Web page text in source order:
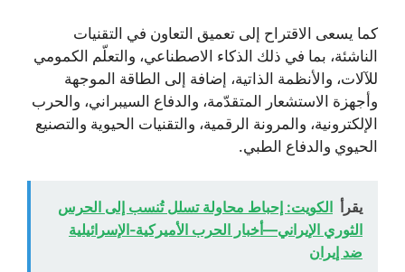
كما يسعى الاقتراح إلى تعميق التعاون في التقنيات
الناشئة، بما في ذلك الذكاء الاصطناعي، والتعلّم الكمومي
للآلات، والأنظمة الذاتية، إضافة إلى الطاقة الموجهة
وأجهزة الاستشعار المتقدّمة، والدفاع السيبراني، والحرب
الإلكترونية، والمرونة الرقمية، والتقنيات الحيوية والتصنيع
الحيوي والدفاع الطبي.
يقرأ الكويت: إحباط محاولة تسلل تُنسب إلى الحرس
الثوري الإيراني—أخبار الحرب الأميركية‑الإسرائيلية
ضد إيران